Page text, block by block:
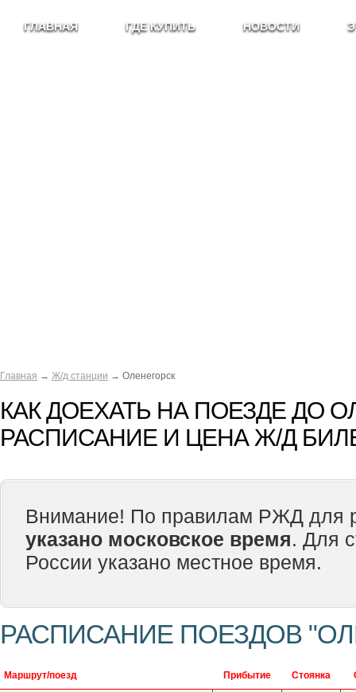
ГЛАВНАЯ ГДЕ КУПИТЬ НОВОСТИ
Главная → Ж/д станции → Оленегорск
КАК ДОЕХАТЬ НА ПОЕЗДЕ ДО
РАСПИСАНИЕ И ЦЕНА Ж/Д
Внимание! По правилам РЖД для
указано московское время. Для
России указано местное время.
РАСПИСАНИЕ ПОЕЗДОВ
Маршрут/поезд Прибытие Стоянка